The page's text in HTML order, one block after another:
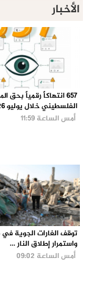
الأخبار
657 انتهاكاً رقمياً بحق
الفلسطيني خلال يوليو 2026
أمس الساعة 11:59
توقف الغارات الجوية
واستمرار إطلاق النار ...
أمس الساعة 09:02